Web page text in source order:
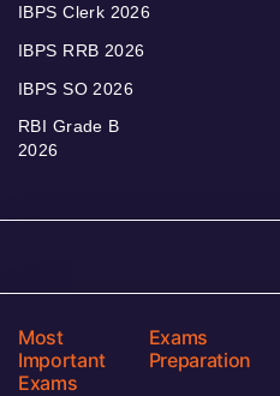
IBPS Clerk 2026
IBPS RRB 2026
IBPS SO 2026
RBI Grade B
2026
Most
Important
Exams
Exams
Preparation